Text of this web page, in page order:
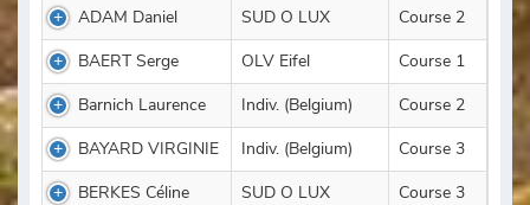
ADAM Daniel
SUD O LUX
Course 2
BAERT Serge
OLV Eifel
Course 1
Barnich Laurence
Indiv. (Belgium)
Course 2
BAYARD VIRGINIE
Indiv. (Belgium)
Course 3
BERKES Céline
SUD O LUX
Course 3